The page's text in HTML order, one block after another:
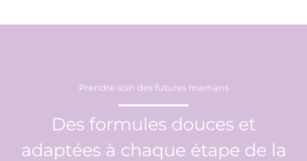
Prendre soin des futures mamans
Des formules douces et
adaptées à chaque étape de la